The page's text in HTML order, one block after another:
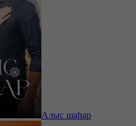
Алыс шаһар